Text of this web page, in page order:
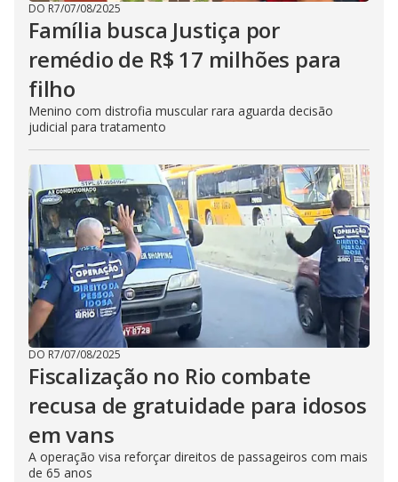
DO R7/07/08/2025
Família busca Justiça por
remédio de R$ 17 milhões para
filho
Menino com distrofia muscular rara aguarda decisão
judicial para tratamento
DO R7/07/08/2025
Fiscalização no Rio combate
recusa de gratuidade para idosos
em vans
A operação visa reforçar direitos de passageiros com mais
de 65 anos